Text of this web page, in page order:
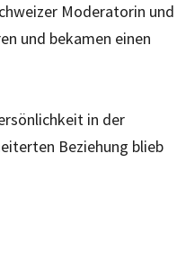
Moderatorin und
und bekamen einen
in der
Beziehung blieb